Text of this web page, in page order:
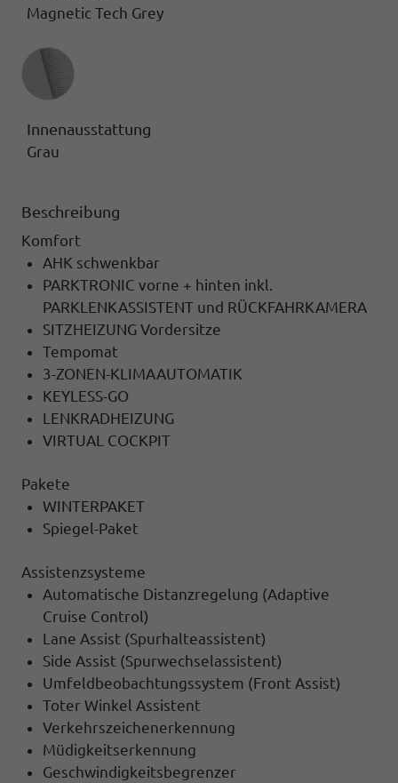
Magnetic Tech Grey
Innenausstattung
Innenausstattung
Grau
Beschreibung
Komfort
AHK schwenkbar
PARKTRONIC vorne + hinten inkl.
PARKLENKASSISTENT und RÜCKFAHRKAMERA
SITZHEIZUNG Vordersitze
Tempomat
3-ZONEN-KLIMAAUTOMATIK
KEYLESS-GO
LENKRADHEIZUNG
VIRTUAL COCKPIT
Pakete
WINTERPAKET
Spiegel-Paket
Assistenzsysteme
Automatische Distanzregelung (Adaptive
Cruise Control)
Lane Assist (Spurhalteassistent)
Side Assist (Spurwechselassistent)
Umfeldbeobachtungssystem (Front Assist)
Toter Winkel Assistent
Verkehrszeichenerkennung
Müdigkeitserkennung
Geschwindigkeitsbegrenzer